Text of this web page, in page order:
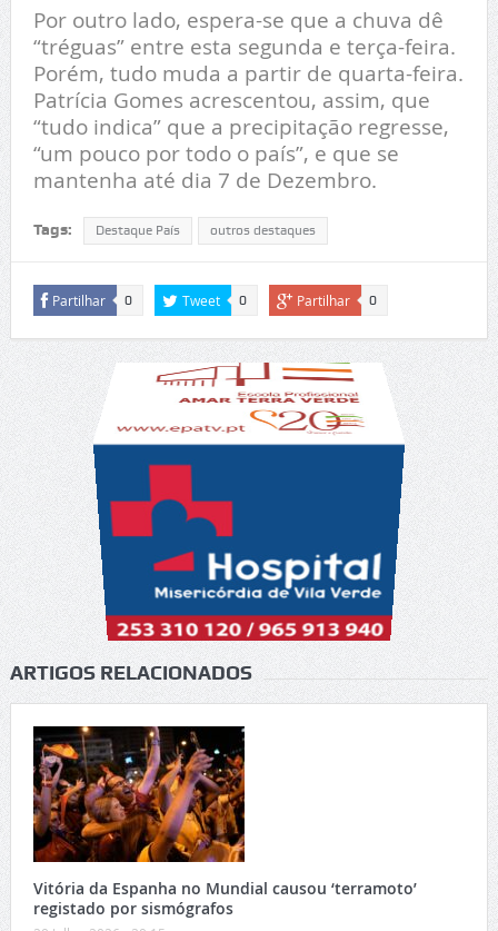
Por outro lado, espera-se que a chuva dê
“tréguas” entre esta segunda e terça-feira.
Porém, tudo muda a partir de quarta-feira.
Patrícia Gomes acrescentou, assim, que
“tudo indica” que a precipitação regresse,
“um pouco por todo o país”, e que se
mantenha até dia 7 de Dezembro.
Tags: Destaque País outros destaques
Partilhar 0 Tweet 0 Partilhar 0
ARTIGOS RELACIONADOS
Vitória da Espanha no Mundial causou ‘terramoto’
registado por sismógrafos